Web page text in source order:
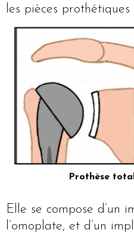
les pièces prothétiques
Prothèse
Elle se compose d’un
l’omoplate, et d’un